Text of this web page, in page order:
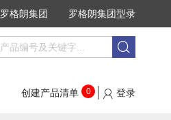
罗格朗集团 罗格朗集团型录
搜
创建产品清单
0 登录